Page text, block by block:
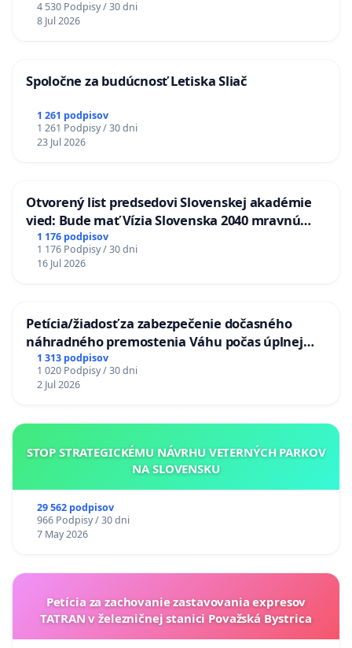
4 530 Podpisy / 30 dni
8 Jul 2026
Spoločne za budúcnosť Letiska Sliač
1 261 podpisov
1 261 Podpisy / 30 dni
23 Jul 2026
Otvorený list predsedovi Slovenskej akadémie
vied: Bude mať Vízia Slovenska 2040 mravnú
chrbticu?
1 176 podpisov
1 176 Podpisy / 30 dni
16 Jul 2026
Petícia/žiadosť za zabezpečenie dočasného
náhradného premostenia Váhu počas úplnej
uzávery Vážskeho mosta v Komárne
1 313 podpisov
1 020 Podpisy / 30 dni
2 Jul 2026
STOP STRATEGICKÉMU NÁVRHU VETERNÝCH PARKOV
NA SLOVENSKU
29 562 podpisov
966 Podpisy / 30 dni
7 May 2026
Petícia za zachovanie zastavovania expresov
TATRAN v železničnej stanici Považská Bystrica